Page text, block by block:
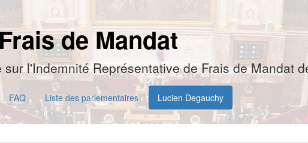
de Mandat
l'Indemnité Représentative de Frais de Mandat
FAQ Liste des parlementaires Lucien Degauchy